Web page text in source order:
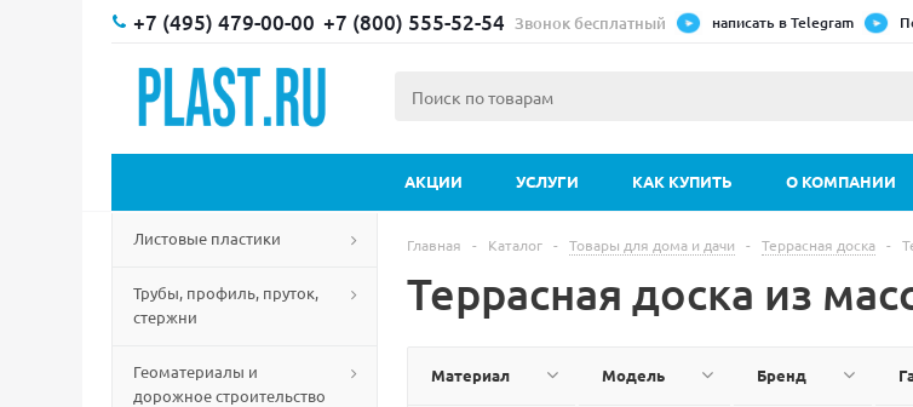
+7 (495) 479-00-00 +7 (800) 555-52-54 Звонок бесплатный написать в Telegram
АКЦИИ УСЛУГИ КАК КУПИТЬ О КОМПАНИИ
Листовые пластики
Трубы, профиль, пруток,
стержни
Геоматериалы и
дорожное строительство
Главная - Каталог - Товары для дома и дачи - Террасная доска -
Террасная доска из
Материал Модель Бренд